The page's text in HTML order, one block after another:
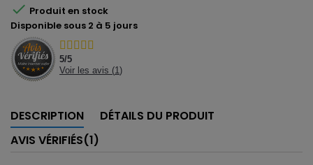
 Produit en stock
Disponible sous 2 à 5 jours
5/5
Voir les avis (1)
DESCRIPTION
DÉTAILS DU PRODUIT
AVIS VÉRIFIÉS(1)